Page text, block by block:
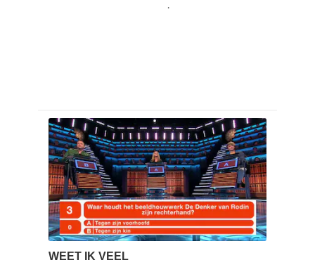
.
WEET IK VEEL